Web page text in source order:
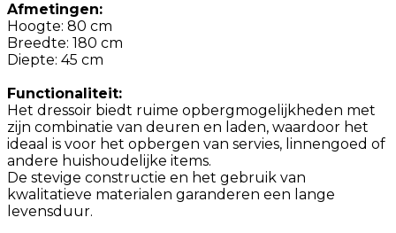
Afmetingen:
Hoogte: 80 cm
Breedte: 180 cm
Diepte: 45 cm
Functionaliteit:
Het dressoir biedt ruime opbergmogelijkheden met
zijn combinatie van deuren en laden, waardoor het
ideaal is voor het opbergen van servies, linnengoed of
andere huishoudelijke items.
De stevige constructie en het gebruik van
kwalitatieve materialen garanderen een lange
levensduur.